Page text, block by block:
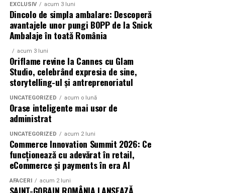
TRAILER: https://bit.ly/InPieleaMea
Site oficial:inpieleamea.ro
film, declarații din partea actorilor și informații despre
concursuri sunt disponibile pe paginile social media ale
filmului deFacebook,Instagram,TikTok
Adrian Pădurețu semnează imaginea filmului. De sunet
s-a ocupat Bogdan Ivanovici, de scenografie Anca
„În Pielea Mea”este un film produs de: CB MOTION
PICTURES.
Producător asociat: MAGNETIC MEDIA PRODUCTIONS
EXCLUSIV acum 3 luni
Dincolo de simpla ambalare: Descoperă
avantajele unor pungi BOPP de la Snick
Ambalaje în toată România
acum 3 luni
Oriflame revine la Cannes cu Glam
Studio, celebrând expresia de sine,
storytelling-ul și antreprenoriatul
UNCATEGORIZED acum o lună
Orase inteligente mai usor de
administrat
UNCATEGORIZED acum 2 luni
Commerce Innovation Summit 2026: Ce
funcționează cu adevărat în retail,
eCommerce și payments în era AI
AFACERI acum 2 luni
SAINT-GOBAIN ROMÂNIA LANSEAZĂ